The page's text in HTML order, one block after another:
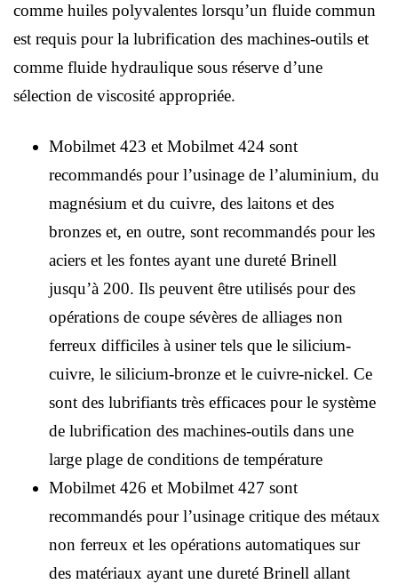
comme huiles polyvalentes lorsqu’un fluide commun
est requis pour la lubrification des machines-outils et
comme fluide hydraulique sous réserve d’une
sélection de viscosité appropriée.
Mobilmet 423 et Mobilmet 424 sont
recommandés pour l’usinage de l’aluminium, du
magnésium et du cuivre, des laitons et des
bronzes et, en outre, sont recommandés pour les
aciers et les fontes ayant une dureté Brinell
jusqu’à 200. Ils peuvent être utilisés pour des
opérations de coupe sévères de alliages non
ferreux difficiles à usiner tels que le silicium-
cuivre, le silicium-bronze et le cuivre-nickel. Ce
sont des lubrifiants très efficaces pour le système
de lubrification des machines-outils dans une
large plage de conditions de température
Mobilmet 426 et Mobilmet 427 sont
recommandés pour l’usinage critique des métaux
non ferreux et les opérations automatiques sur
des matériaux ayant une dureté Brinell allant